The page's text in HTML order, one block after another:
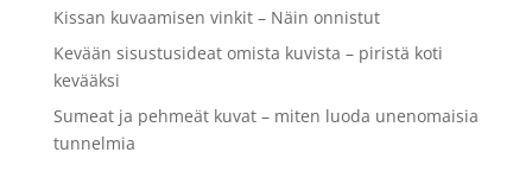
Kissan kuvaamisen vinkit – Näin onnistut
Kevään sisustusideat omista kuvista – piristä koti
kevääksi
Sumeat ja pehmeät kuvat – miten luoda unenomaisia
tunnelmia